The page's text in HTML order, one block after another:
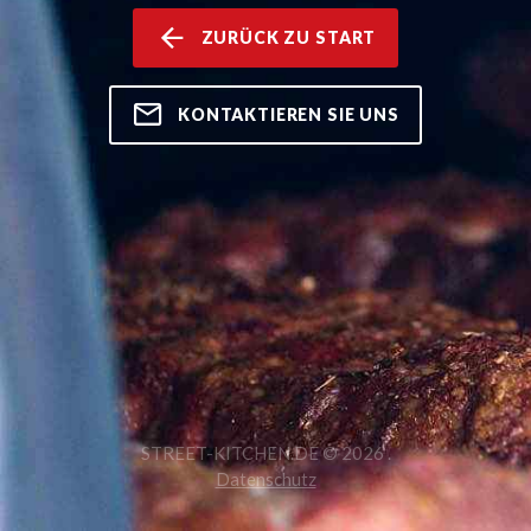
ZURÜCK ZU START
KONTAKTIEREN SIE UNS
STREET-KITCHEN.DE ©2026.
Datenschutz